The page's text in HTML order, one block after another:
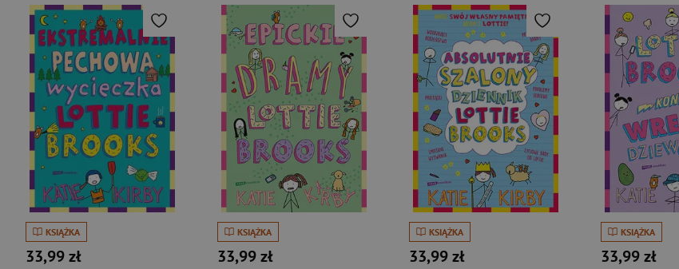
KSIĄŻKA
33,99 zł
KSIĄŻKA
33,99 zł
KSIĄŻKA
33,99 zł
KSIĄŻKA
33,99 zł